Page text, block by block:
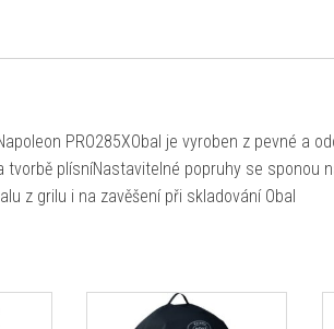
PRO285XObal je vyroben z pevné a
plísníNastavitelné popruhy se sponou
z grilu i na zavěšení při skladování Obal